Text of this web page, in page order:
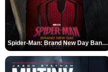
Spider-Man: Brand New Day Bande-annonce VO STFR